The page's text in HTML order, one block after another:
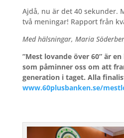
Ajdå, nu är det 40 sekunder.
två meningar! Rapport från
Med hälsningar, Maria
”Mest lovande över 60” är
som påminner oss om att
generation i taget. Alla
www.60plusbanken.se/